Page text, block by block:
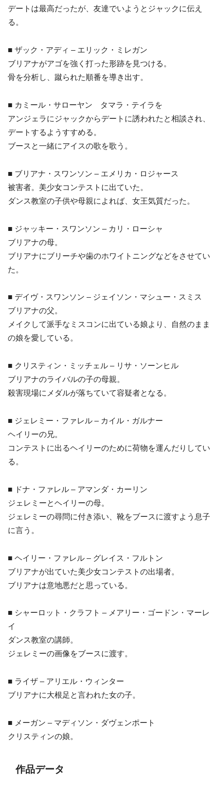
デートは最高だったが、友達でいようとジャックに伝え
る。
■ ザック・アディ – エリック・ミレガン
ブリアナがアゴを強く打った形跡を見つける。
骨を分析し、蹴られた順番を導き出す。
■ カミール・サローヤン タマラ・テイラを
アンジェラにジャックからデートに誘われたと相談され、
デートするようすすめる。
ブースと一緒にアイスの歌を歌う。
■ ブリアナ・スワンソン – エメリカ・ロジャース
被害者。美少女コンテストに出ていた。
ダンス教室の子供や母親によれば、女王気質だった。
■ ジャッキー・スワンソン – カリ・ローシャ
ブリアナの母。
ブリアナにブリーチや歯のホワイトニングなどをさせてい
た。
■ デイヴ・スワンソン – ジェイソン・マシュー・スミス
ブリアナの父。
メイクして派手なミスコンに出ている娘より、自然のまま
の娘を愛している。
■ クリスティン・ミッチェル – リサ・ソーンヒル
ブリアナのライバルの子の母親。
殺害現場にメダルが落ちていて容疑者となる。
■ ジェレミー・ファレル – カイル・ガルナー
ヘイリーの兄。
コンテストに出るヘイリーのために荷物を運んだりしてい
る。
■ ドナ・ファレル – アマンダ・カーリン
ジェレミーとヘイリーの母。
ジェレミーの尋問に付き添い、靴をブースに渡すよう息子
に言う。
■ ヘイリー・ファレル – グレイス・フルトン
ブリアナが出ていた美少女コンテストの出場者。
ブリアナは意地悪だと思っている。
■ シャーロット・クラフト – メアリー・ゴードン・マーレ
イ
ダンス教室の講師。
ジェレミーの画像をブースに渡す。
■ ライザ – アリエル・ウィンター
ブリアナに大根足と言われた女の子。
■ メーガン – マディソン・ダヴェンポート
クリスティンの娘。
作品データ